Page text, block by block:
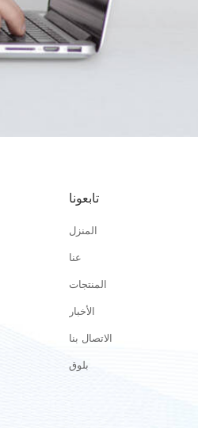
تابعونا
المنزل
عنا
المنتجات
الأخبار
الاتصال بنا
بلوق